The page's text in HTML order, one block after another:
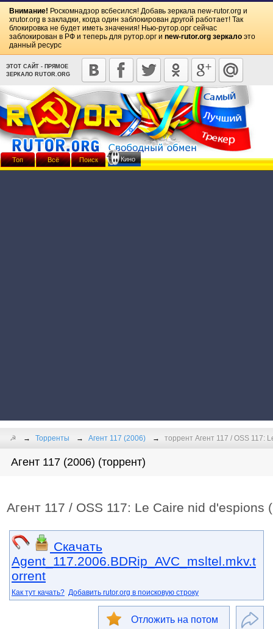
Внимание! Роскомнадзор всбесился! Добавь зеркала new-rutor.org и
xrutor.org в закладки, когда один заблокирован другой работает! Так
блокировка не будет иметь значения! Нью-рутор.орг сейчас
заблокирован в РФ и теперь для рутор.орг и new-rutor.org зеркало это
данный ресурс
ЭТОТ САЙТ - ПРЯМОЕ
ЗЕРКАЛО RUTOR.ORG
☭ Торренты Агент 117 (2006) торрент Агент 117 / OSS 117:
Агент 117 (2006) (торрент)
Агент 117 / OSS 117: Le Caire nid d'espions
Скачать
Agent_117.2006.BDRip_AVC_msltel.mkv.t
orrent
Как тут качать? Добавить rutor.org в поисковую строку
Отложить на потом